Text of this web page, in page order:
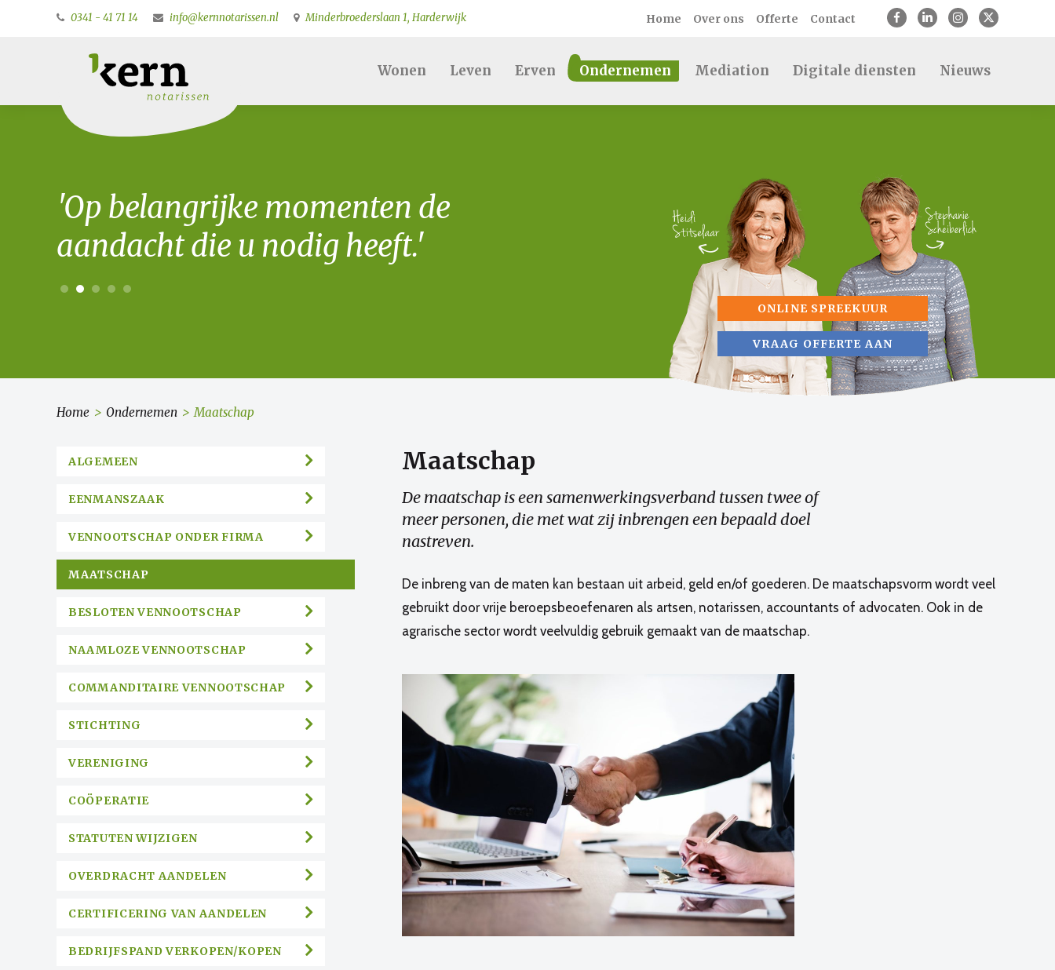
0341 - 41 71 14 info@kernnotarissen.nl Minderbroederslaan 1, Harderwijk Home Over ons Offerte Contact
Wonen Leven Erven Ondernemen Mediation Digitale diensten Nieuws
ONLINE SPREEKUUR
VRAAG OFFERTE AAN
'Op belangrijke momenten de
aandacht die u nodig heeft.'
Home > Ondernemen > Maatschap
ALGEMEEN
EENMANSZAAK
VENNOOTSCHAP ONDER FIRMA
MAATSCHAP
BESLOTEN VENNOOTSCHAP
NAAMLOZE VENNOOTSCHAP
COMMANDITAIRE VENNOOTSCHAP
STICHTING
VERENIGING
COÖPERATIE
STATUTEN WIJZIGEN
OVERDRACHT AANDELEN
CERTIFICERING VAN AANDELEN
BEDRIJFSPAND VERKOPEN/KOPEN
Maatschap
De maatschap is een samenwerkingsverband tussen twee of
meer personen, die met wat zij inbrengen een bepaald doel
nastreven.
De inbreng van de maten kan bestaan uit arbeid, geld en/of goederen. De maatschapsvorm wordt veel
gebruikt door vrije beroepsbeoefenaren als artsen, notarissen, accountants of advocaten. Ook in de
agrarische sector wordt veelvuldig gebruik gemaakt van de maatschap.